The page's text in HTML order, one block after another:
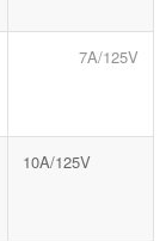
7A/125V
10A/125V